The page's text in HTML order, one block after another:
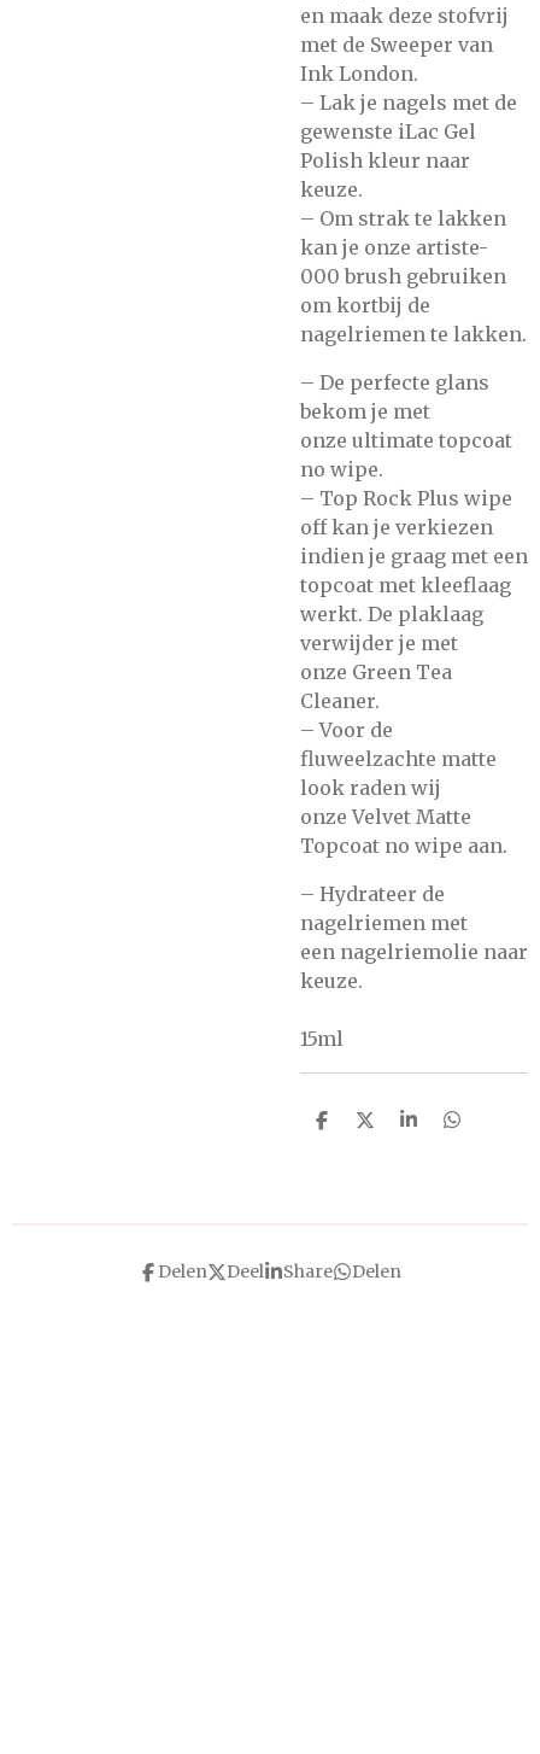
en maak deze stofvrij
met de Sweeper van
Ink London.
– Lak je nagels met de
gewenste iLac Gel
Polish kleur naar
keuze.
– Om strak te lakken
kan je onze artiste-
000 brush gebruiken
om kortbij de
nagelriemen te lakken.
– De perfecte glans
bekom je met
onze ultimate topcoat
no wipe.
– Top Rock Plus wipe
off kan je verkiezen
indien je graag met een
topcoat met kleeflaag
werkt. De plaklaag
verwijder je met
onze Green Tea
Cleaner.
– Voor de
fluweelzachte matte
look raden wij
onze Velvet Matte
Topcoat no wipe aan.
– Hydrateer de
nagelriemen met
een nagelriemolie naar
keuze.
15ml
D
D
S
D
Delen Deel Share Delen